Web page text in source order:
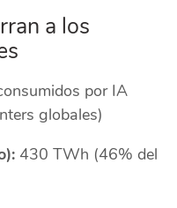
a los
por IA
globales)
430 TWh (46% del